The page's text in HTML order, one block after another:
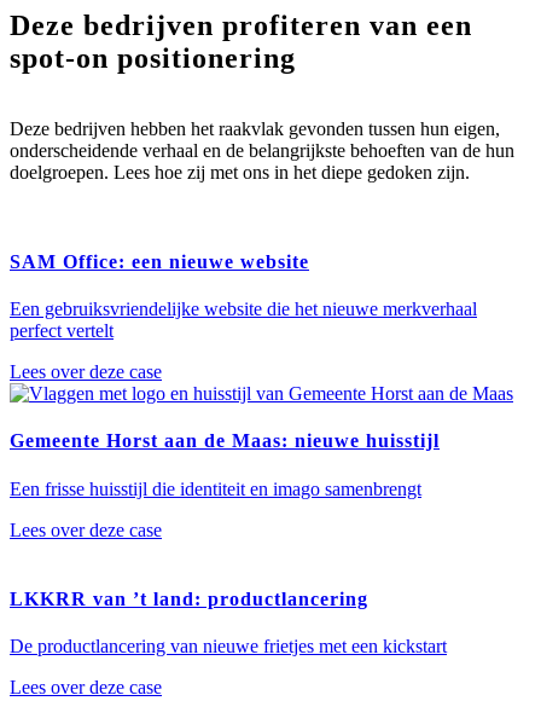
Deze bedrijven profiteren van een
spot-on positionering
Deze bedrijven hebben het raakvlak gevonden tussen hun eigen,
onderscheidende verhaal en de belangrijkste behoeften van de hun
doelgroepen. Lees hoe zij met ons in het diepe gedoken zijn.
SAM Office: een nieuwe website
Een gebruiksvriendelijke website die het nieuwe merkverhaal
perfect vertelt
Lees over deze case
Gemeente Horst aan de Maas: nieuwe huisstijl
Een frisse huisstijl die identiteit en imago samenbrengt
Lees over deze case
LKKRR van ’t land: productlancering
De productlancering van nieuwe frietjes met een kickstart
Lees over deze case